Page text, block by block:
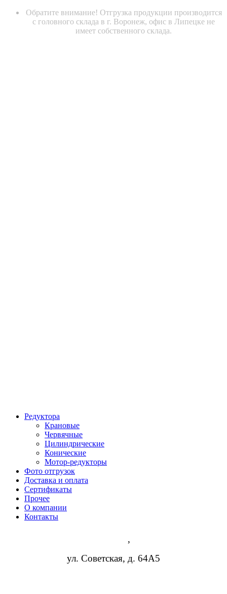
Обратите внимание! Отгрузка продукции производится
с головного склада в г. Воронеж, офис в Липецке не
имеет собственного склада.
Редуктора
Крановые
Червячные
Цилиндрические
Конические
Мотор-редукторы
Фото отгрузок
Доставка и оплата
Сертификаты
Прочее
О компании
Контакты
,
ул. Советская, д. 64А5